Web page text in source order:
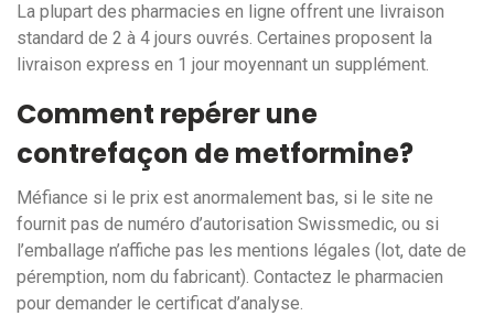
La plupart des pharmacies en ligne offrent une livraison
standard de 2 à 4 jours ouvrés. Certaines proposent la
livraison express en 1 jour moyennant un supplément.
Comment repérer une
contrefaçon de metformine?
Méfiance si le prix est anormalement bas, si le site ne
fournit pas de numéro d’autorisation Swissmedic, ou si
l’emballage n’affiche pas les mentions légales (lot, date de
péremption, nom du fabricant). Contactez le pharmacien
pour demander le certificat d’analyse.